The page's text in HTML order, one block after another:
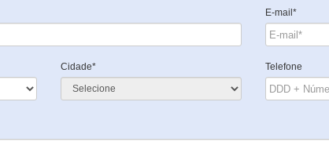
E-mail*
Cidade* Telefone